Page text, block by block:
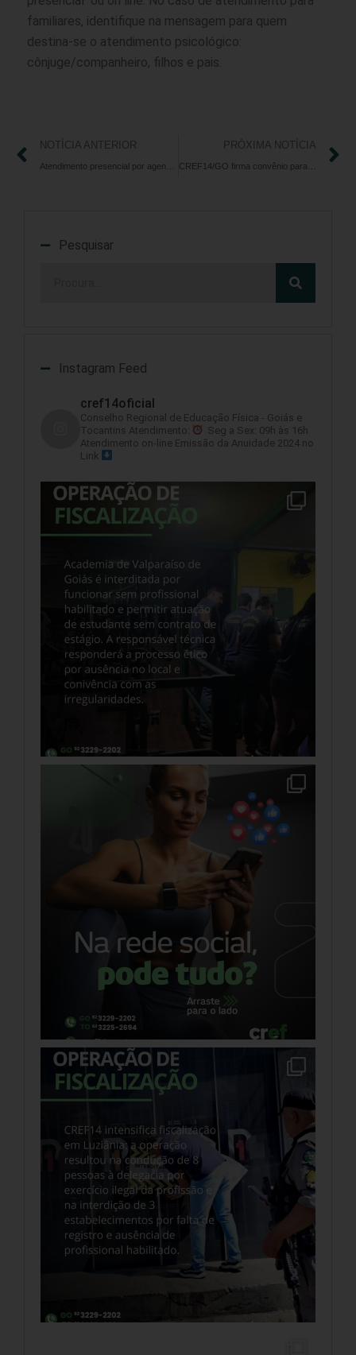
familiares, identifique na mensagem para quem
destina-se o atendimento psicológico:
cônjuge/companheiro, filhos e pais.
NOTÍCIA ANTERIOR PRÓXIMA NOTÍCIA
Pesquisar
Instagram Feed
cref14oficial
Conselho Regional de Educação Física - Goiás e
Tocantins Atendimento:
Seg a Sex: 09h às 16h
Atendimento on-line Emissão da Anuidade 2024 no
Link